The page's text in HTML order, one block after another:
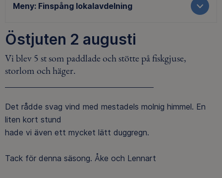
Meny: Finspång lokalavdelning
Östjuten 2 augusti
Vi blev 5 st som paddlade och stötte på fiskgjuse,
storlom och häger.
Det rådde svag vind med mestadels molnig himmel. En
liten kort stund
hade vi även ett mycket lätt duggregn.
Tack för denna säsong. Åke och Lennart